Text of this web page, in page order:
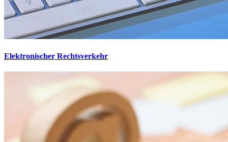
Elektronischer Rechtsverkehr